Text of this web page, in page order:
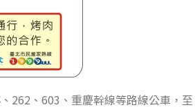
262、603、重慶幹線等路線公車，